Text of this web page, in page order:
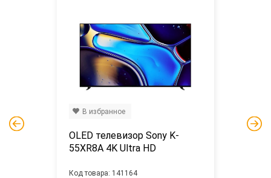
OLED телевизор Sony K-
55XR8A 4K Ultra HD
Код товара: 141164
В избранное